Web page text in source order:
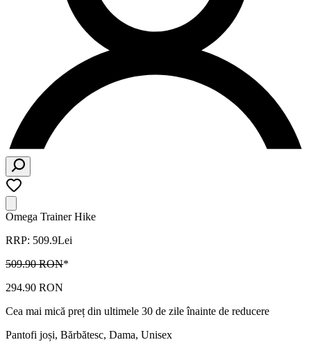
Omega Trainer Hike
RRP: 509.9Lei
509.90 RON*
294.90 RON
Cea mai mică preț din ultimele 30 de zile înainte de reducere
Pantofi joși, Bărbătesc, Dama, Unisex